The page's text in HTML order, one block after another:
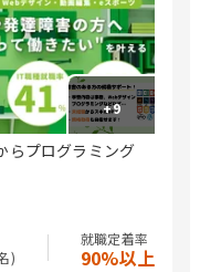
+9
プログラミング
)
就職定着率
90%以上